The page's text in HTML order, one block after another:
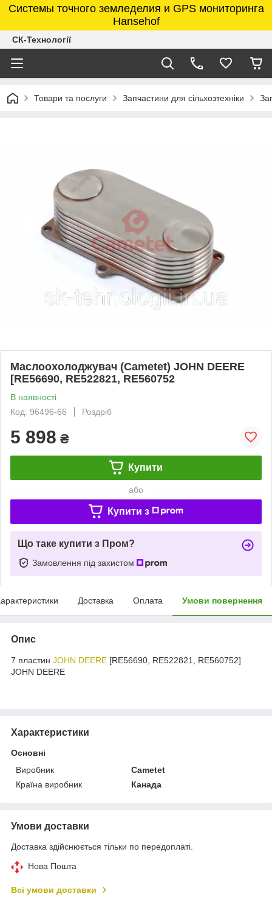
Системы точного земледелия и GPS мониторинга
Hansehof
СК-Технології
Товари та послуги Запчастини для сільхозтехніки
Маслоохолоджувач (Cametet) JOHN DEERE
[RE56690, RE522821, RE560752
В наявності
Код: 96496-66
Роздріб
5 898 ₴
Купити
або
Купити з
Що таке купити з Пром?
Замовлення під захистом
Доставка Оплата Умови повернення
Опис
7 пластин JOHN DEERE [RE56690, RE522821, RE560752]
JOHN DEERE
Характеристики
Основні
Виробник
Cametet
Країна виробник
Канада
Умови доставки
Доставка здійснюється тільки по передоплаті.
Нова Пошта
Всі умови доставки